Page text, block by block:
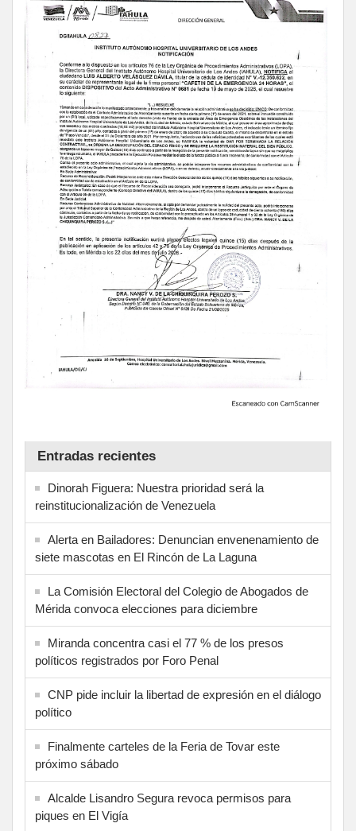
Entradas recientes
Dinorah Figuera: Nuestra prioridad será la
reinstitucionalización de Venezuela
Alerta en Bailadores: Denuncian envenenamiento de
siete mascotas en El Rincón de La Laguna
La Comisión Electoral del Colegio de Abogados de
Mérida convoca elecciones para diciembre
Miranda concentra casi el 77 % de los presos
políticos registrados por Foro Penal
CNP pide incluir la libertad de expresión en el diálogo
político
Finalmente carteles de la Feria de Tovar este
próximo sábado
Alcalde Lisandro Segura revoca permisos para
piques en El Vigía